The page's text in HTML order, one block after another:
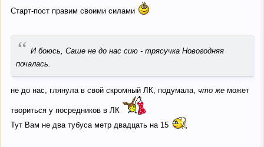
Старт-пост правим своими силами
“ И боюсь, Саше не до нас сию - трясучка Новогодняя
почалась.
не до нас, глянула в свой скромный ЛК, подумала, что же может
твориться у посредников в ЛК
Тут Вам не два тубуса метр двадцать на 15